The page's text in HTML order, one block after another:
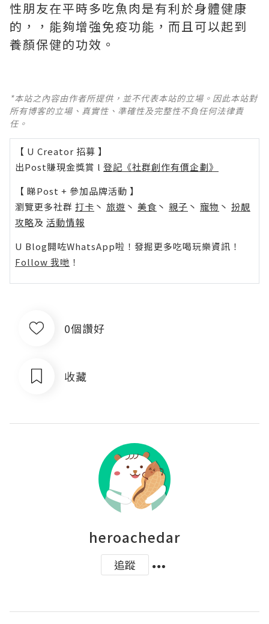
性朋友在平時多吃魚肉是有利於身體健康
的，，能夠增強免疫功能，而且可以起到
養顏保健的功效。
*本站之內容由作者所提供，並不代表本站的立場。因此本站對
所有博客的立場、真實性、準確性及完整性不負任何法律責
任。
【 U Creator 招募 】
出Post賺現金獎賞 l 登記《社群創作有價企劃》
【 睇Post + 參加品牌活動 】
瀏覽更多社群 打卡 丶 旅遊 丶 美食 丶 親子 丶 寵物 丶 扮靚
攻略及 活動情報
U Blog開咗WhatsApp啦！發掘更多吃喝玩樂資訊！
Follow 我哋 ！
0個讚好
收藏
heroachedar
追蹤